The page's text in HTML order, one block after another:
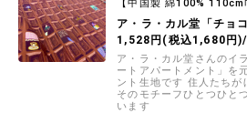
【中国製 綿100% 110cm
ア・ラ・カル堂「チョ
1,528円(税込1,680円
ア・ラ・カル堂さんのイ
ートアパートメント」を
ント生地です 住人たちが
そのモチーフひとつひと
います